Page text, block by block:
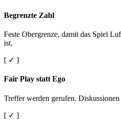
Begrenzte Zahl
Feste Obergrenze, damit das Spiel
ist.
[ ✓ ]
Fair Play statt Ego
Treffer werden gerufen.
[ ✓ ]